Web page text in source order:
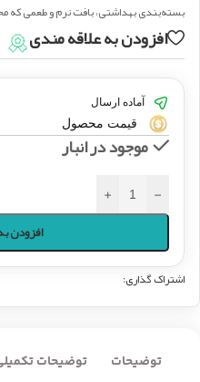
بسته‌بندی بهداشتی، بافت نرم و طعمی که
افزودن به علاقه مندی
آماده ارسال
قیمت محصول
موجود در انبار
-
+
افزودن
اشتراک گذاری:
توضیحات توضیحات